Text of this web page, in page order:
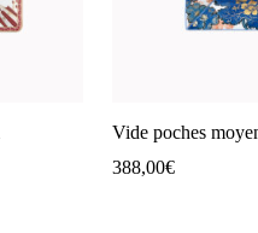
Vide poches
388,00€